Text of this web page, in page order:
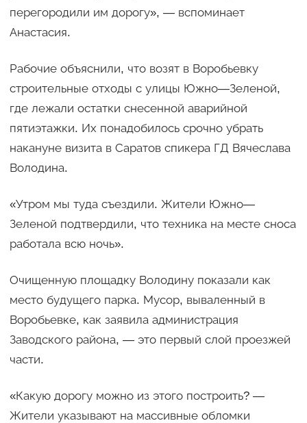
перегородили им дорогу», — вспоминает
Анастасия.
Рабочие объяснили, что возят в Воробьевку
строительные отходы с улицы Южно—Зеленой,
где лежали остатки снесенной аварийной
пятиэтажки. Их понадобилось срочно убрать
накануне визита в Саратов спикера ГД Вячеслава
Володина.
«Утром мы туда съездили. Жители Южно—
Зеленой подтвердили, что техника на месте сноса
работала всю ночь».
Очищенную площадку Володину показали как
место будущего парка. Мусор, вываленный в
Воробьевке, как заявила администрация
Заводского района, — это первый слой проезжей
части.
«Какую дорогу можно из этого построить? —
Жители указывают на массивные обломки